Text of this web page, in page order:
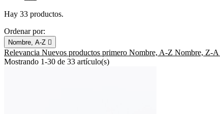
Hay 33 productos.
Ordenar por:
Nombre, A-Z 
Relevancia Nuevos productos primero Nombre, A-Z Nombre, Z-A
Mostrando 1-30 de 33 artículo(s)